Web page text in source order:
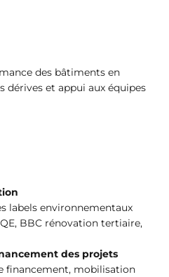
des bâtiments en
dérives et appui aux équipes
labels environnementaux
BBC rénovation tertiaire,
des projets
financement, mobilisation